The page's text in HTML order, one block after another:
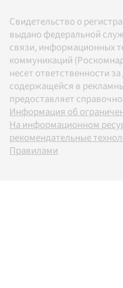
Свидетельство о
выдано федеральной
связи, информационных
коммуникаций
несет ответственности
содержащейся в
предоставляет
Информация об
На информационном
рекомендательные
Правилами